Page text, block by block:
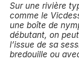
Sur une rivière
comme le
une boîte de
débutant, on
l’issue de sa
bredouille ou